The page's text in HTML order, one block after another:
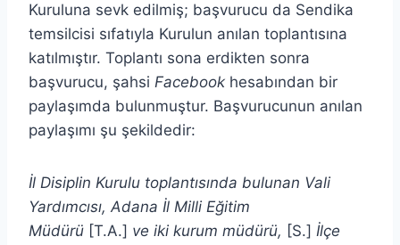
Kuruluna sevk edilmiş; başvurucu da Sendika
temsilcisi sıfatıyla Kurulun anılan toplantısına
katılmıştır. Toplantı sona erdikten sonra
başvurucu, şahsi Facebook hesabından bir
paylaşımda bulunmuştur. Başvurucunun anılan
paylaşımı şu şekildedir:
İl Disiplin Kurulu toplantısında bulunan Vali
Yardımcısı, Adana İl Milli Eğitim
Müdürü [T.A.] ve iki kurum müdürü, [S.] İlçe